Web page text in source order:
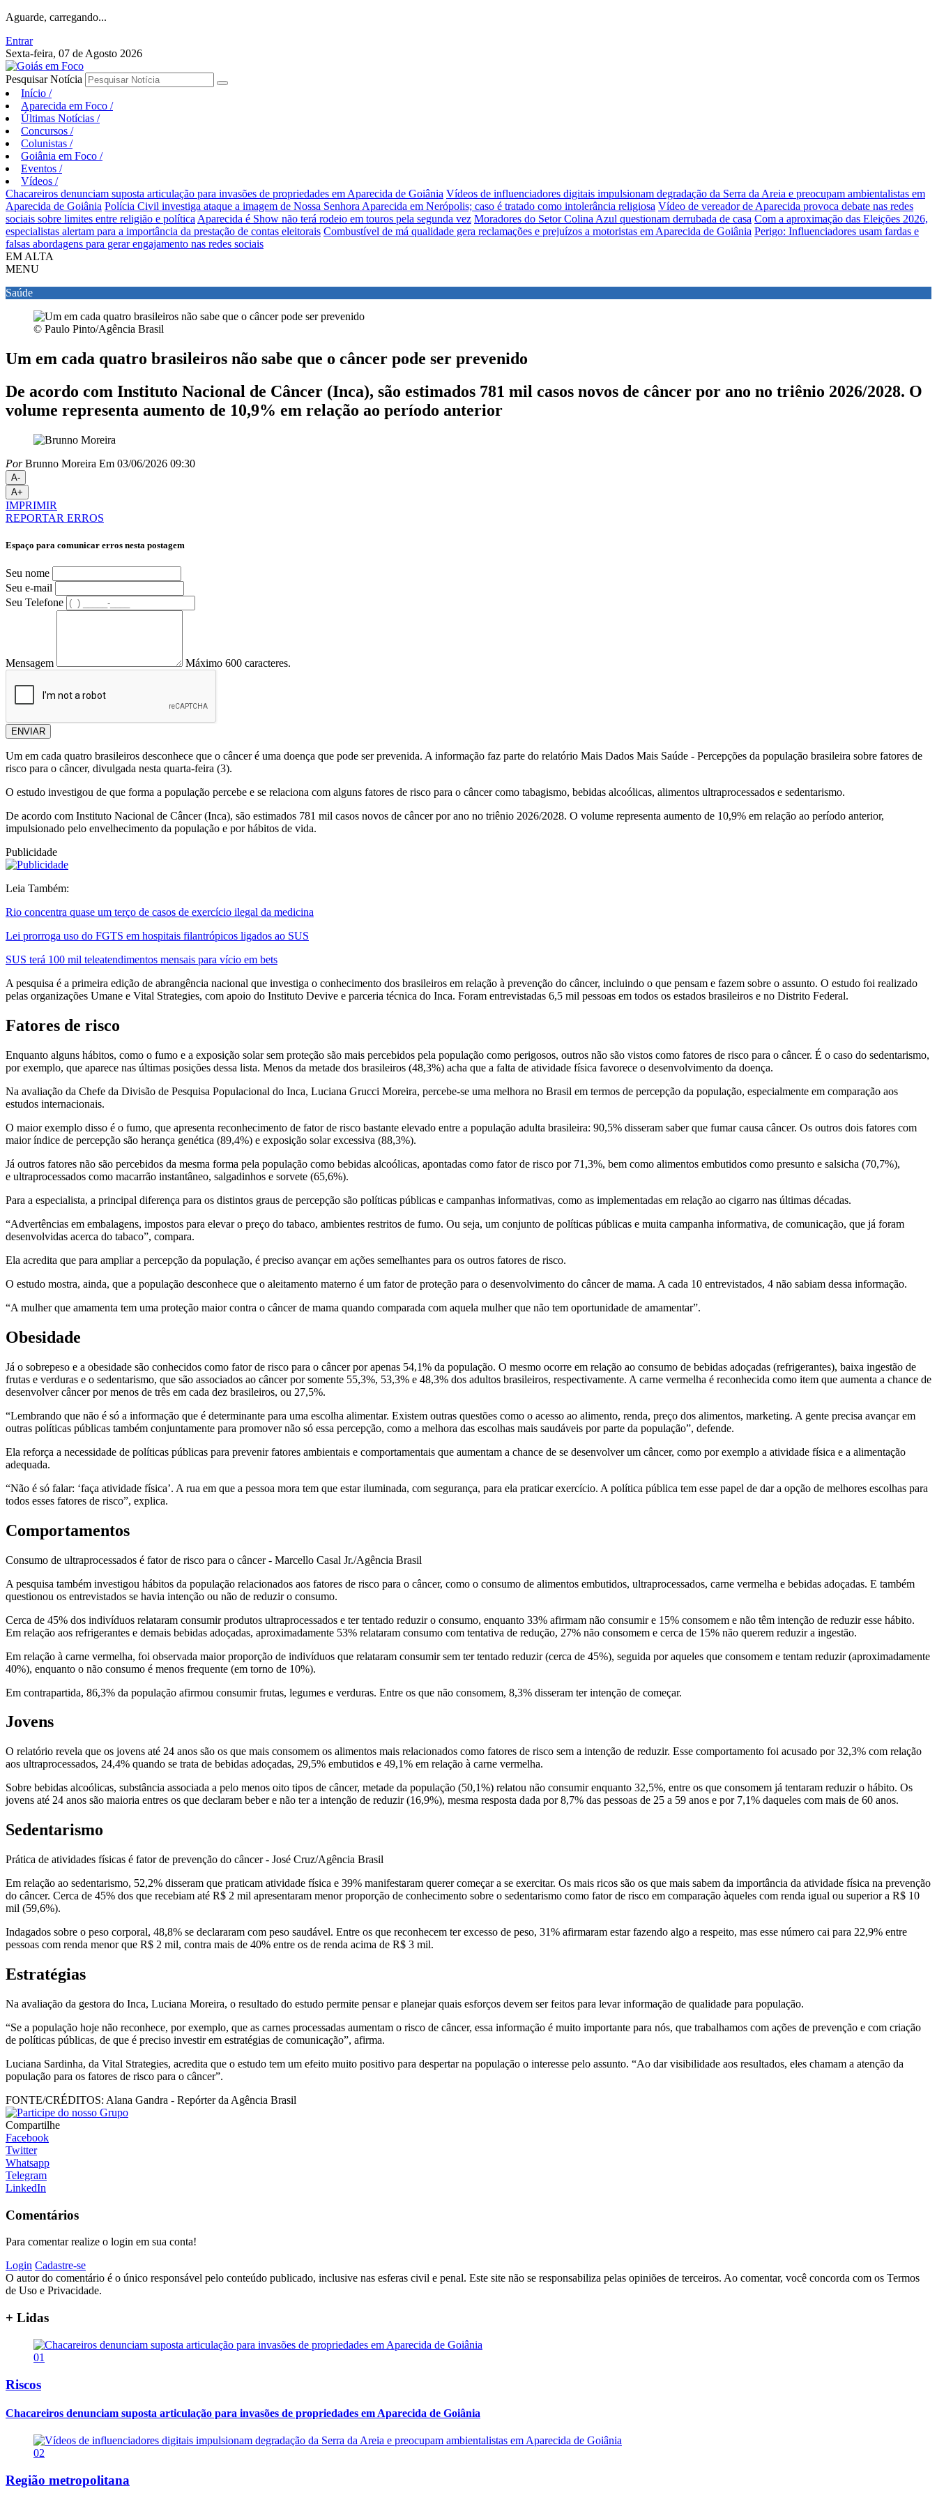
Aguarde, carregando...
Entrar
Sexta-feira, 07 de Agosto 2026
Pesquisar Notícia
Início /
Aparecida em Foco /
Últimas Notícias /
Concursos /
Colunistas /
Goiânia em Foco /
Eventos /
Vídeos /
Chacareiros denunciam suposta articulação para invasões de propriedades em Aparecida de Goiânia Vídeos de influenciadores digitais impulsionam degradação da Serra da Areia e preocupam ambientalistas em
Aparecida de Goiânia Polícia Civil investiga ataque a imagem de Nossa Senhora Aparecida em Nerópolis; caso é tratado como intolerância religiosa Vídeo de vereador de Aparecida provoca debate nas redes
sociais sobre limites entre religião e política Aparecida é Show não terá rodeio em touros pela segunda vez Moradores do Setor Colina Azul questionam derrubada de casa Com a aproximação das Eleições 2026,
especialistas alertam para a importância da prestação de contas eleitorais Combustível de má qualidade gera reclamações e prejuízos a motoristas em Aparecida de Goiânia Perigo: Influenciadores usam fardas e
falsas abordagens para gerar engajamento nas redes sociais
EM ALTA
MENU
Saúde
© Paulo Pinto/Agência Brasil
Um em cada quatro brasileiros não sabe que o câncer pode ser prevenido
De acordo com Instituto Nacional de Câncer (Inca), são estimados 781 mil casos novos de câncer por ano no triênio 2026/2028. O
volume representa aumento de 10,9% em relação ao período anterior
PorBrunno Moreira Em 03/06/2026 09:30
A-
A+
IMPRIMIR
REPORTAR ERROS
Espaço para comunicar erros nesta postagem
Seu nome
Seu e-mail
Seu Telefone
Mensagem Máximo 600 caracteres.
ENVIAR
Um em cada quatro brasileiros desconhece que o câncer é uma doença que pode ser prevenida. A informação faz parte do relatório Mais Dados Mais Saúde - Percepções da população brasileira sobre fatores de
risco para o câncer, divulgada nesta quarta-feira (3).
O estudo investigou de que forma a população percebe e se relaciona com alguns fatores de risco para o câncer como tabagismo, bebidas alcoólicas, alimentos ultraprocessados e sedentarismo.
De acordo com Instituto Nacional de Câncer (Inca), são estimados 781 mil casos novos de câncer por ano no triênio 2026/2028. O volume representa aumento de 10,9% em relação ao período anterior,
impulsionado pelo envelhecimento da população e por hábitos de vida.
Publicidade
Leia Também:
Rio concentra quase um terço de casos de exercício ilegal da medicina
Lei prorroga uso do FGTS em hospitais filantrópicos ligados ao SUS
SUS terá 100 mil teleatendimentos mensais para vício em bets
A pesquisa é a primeira edição de abrangência nacional que investiga o conhecimento dos brasileiros em relação à prevenção do câncer, incluindo o que pensam e fazem sobre o assunto. O estudo foi realizado
pelas organizações Umane e Vital Strategies, com apoio do Instituto Devive e parceria técnica do Inca. Foram entrevistadas 6,5 mil pessoas em todos os estados brasileiros e no Distrito Federal.
Fatores de risco
Enquanto alguns hábitos, como o fumo e a exposição solar sem proteção são mais percebidos pela população como perigosos, outros não são vistos como fatores de risco para o câncer. É o caso do sedentarismo,
por exemplo, que aparece nas últimas posições dessa lista. Menos da metade dos brasileiros (48,3%) acha que a falta de atividade física favorece o desenvolvimento da doença.
Na avaliação da Chefe da Divisão de Pesquisa Populacional do Inca, Luciana Grucci Moreira, percebe-se uma melhora no Brasil em termos de percepção da população, especialmente em comparação aos
estudos internacionais.
O maior exemplo disso é o fumo, que apresenta reconhecimento de fator de risco bastante elevado entre a população adulta brasileira: 90,5% disseram saber que fumar causa câncer. Os outros dois fatores com
maior índice de percepção são herança genética (89,4%) e exposição solar excessiva (88,3%).
Já outros fatores não são percebidos da mesma forma pela população como bebidas alcoólicas, apontadas como fator de risco por 71,3%, bem como alimentos embutidos como presunto e salsicha (70,7%),
e ultraprocessados como macarrão instantâneo, salgadinhos e sorvete (65,6%).
Para a especialista, a principal diferença para os distintos graus de percepção são políticas públicas e campanhas informativas, como as implementadas em relação ao cigarro nas últimas décadas.
“Advertências em embalagens, impostos para elevar o preço do tabaco, ambientes restritos de fumo. Ou seja, um conjunto de políticas públicas e muita campanha informativa, de comunicação, que já foram
desenvolvidas acerca do tabaco”, compara.
Ela acredita que para ampliar a percepção da população, é preciso avançar em ações semelhantes para os outros fatores de risco.
O estudo mostra, ainda, que a população desconhece que o aleitamento materno é um fator de proteção para o desenvolvimento do câncer de mama. A cada 10 entrevistados, 4 não sabiam dessa informação.
“A mulher que amamenta tem uma proteção maior contra o câncer de mama quando comparada com aquela mulher que não tem oportunidade de amamentar”.
Obesidade
Já o sobrepeso e a obesidade são conhecidos como fator de risco para o câncer por apenas 54,1% da população. O mesmo ocorre em relação ao consumo de bebidas adoçadas (refrigerantes), baixa ingestão de
frutas e verduras e o sedentarismo, que são associados ao câncer por somente 55,3%, 53,3% e 48,3% dos adultos brasileiros, respectivamente. A carne vermelha é reconhecida como item que aumenta a chance de
desenvolver câncer por menos de três em cada dez brasileiros, ou 27,5%.
“Lembrando que não é só a informação que é determinante para uma escolha alimentar. Existem outras questões como o acesso ao alimento, renda, preço dos alimentos, marketing. A gente precisa avançar em
outras políticas públicas também conjuntamente para promover não só essa percepção, como a melhora das escolhas mais saudáveis por parte da população”, defende.
Ela reforça a necessidade de políticas públicas para prevenir fatores ambientais e comportamentais que aumentam a chance de se desenvolver um câncer, como por exemplo a atividade física e a alimentação
adequada.
“Não é só falar: ‘faça atividade física’. A rua em que a pessoa mora tem que estar iluminada, com segurança, para ela praticar exercício. A política pública tem esse papel de dar a opção de melhores escolhas para
todos esses fatores de risco”, explica.
Comportamentos
Consumo de ultraprocessados é fator de risco para o câncer - Marcello Casal Jr./Agência Brasil
A pesquisa também investigou hábitos da população relacionados aos fatores de risco para o câncer, como o consumo de alimentos embutidos, ultraprocessados, carne vermelha e bebidas adoçadas. E também
questionou os entrevistados se havia intenção ou não de reduzir o consumo.
Cerca de 45% dos indivíduos relataram consumir produtos ultraprocessados e ter tentado reduzir o consumo, enquanto 33% afirmam não consumir e 15% consomem e não têm intenção de reduzir esse hábito.
Em relação aos refrigerantes e demais bebidas adoçadas, aproximadamente 53% relataram consumo com tentativa de redução, 27% não consomem e cerca de 15% não querem reduzir a ingestão.
Em relação à carne vermelha, foi observada maior proporção de indivíduos que relataram consumir sem ter tentado reduzir (cerca de 45%), seguida por aqueles que consomem e tentam reduzir (aproximadamente
40%), enquanto o não consumo é menos frequente (em torno de 10%).
Em contrapartida, 86,3% da população afirmou consumir frutas, legumes e verduras. Entre os que não consomem, 8,3% disseram ter intenção de começar.
Jovens
O relatório revela que os jovens até 24 anos são os que mais consomem os alimentos mais relacionados como fatores de risco sem a intenção de reduzir. Esse comportamento foi acusado por 32,3% com relação
aos ultraprocessados, 24,4% quando se trata de bebidas adoçadas, 29,5% embutidos e 49,1% em relação à carne vermelha.
Sobre bebidas alcoólicas, substância associada a pelo menos oito tipos de câncer, metade da população (50,1%) relatou não consumir enquanto 32,5%, entre os que consomem já tentaram reduzir o hábito. Os
jovens até 24 anos são maioria entres os que declaram beber e não ter a intenção de reduzir (16,9%), mesma resposta dada por 8,7% das pessoas de 25 a 59 anos e por 7,1% daqueles com mais de 60 anos.
Sedentarismo
Prática de atividades físicas é fator de prevenção do câncer - José Cruz/Agência Brasil
Em relação ao sedentarismo, 52,2% disseram que praticam atividade física e 39% manifestaram querer começar a se exercitar. Os mais ricos são os que mais sabem da importância da atividade física na prevenção
do câncer. Cerca de 45% dos que recebiam até R$ 2 mil apresentaram menor proporção de conhecimento sobre o sedentarismo como fator de risco em comparação àqueles com renda igual ou superior a R$ 10
mil (59,6%).
Indagados sobre o peso corporal, 48,8% se declararam com peso saudável. Entre os que reconhecem ter excesso de peso, 31% afirmaram estar fazendo algo a respeito, mas esse número cai para 22,9% entre
pessoas com renda menor que R$ 2 mil, contra mais de 40% entre os de renda acima de R$ 3 mil.
Estratégias
Na avaliação da gestora do Inca, Luciana Moreira, o resultado do estudo permite pensar e planejar quais esforços devem ser feitos para levar informação de qualidade para população.
“Se a população hoje não reconhece, por exemplo, que as carnes processadas aumentam o risco de câncer, essa informação é muito importante para nós, que trabalhamos com ações de prevenção e com criação
de políticas públicas, de que é preciso investir em estratégias de comunicação”, afirma.
Luciana Sardinha, da Vital Strategies, acredita que o estudo tem um efeito muito positivo para despertar na população o interesse pelo assunto. “Ao dar visibilidade aos resultados, eles chamam a atenção da
população para os fatores de risco para o câncer”.
FONTE/CRÉDITOS: Alana Gandra - Repórter da Agência Brasil
Compartilhe
Facebook
Twitter
Whatsapp
Telegram
LinkedIn
Comentários
Para comentar realize o login em sua conta!
Login Cadastre-se
O autor do comentário é o único responsável pelo conteúdo publicado, inclusive nas esferas civil e penal. Este site não se responsabiliza pelas opiniões de terceiros. Ao comentar, você concorda com os Termos
de Uso e Privacidade.
+ Lidas
01
Riscos
Chacareiros denunciam suposta articulação para invasões de propriedades em Aparecida de Goiânia
02
Região metropolitana